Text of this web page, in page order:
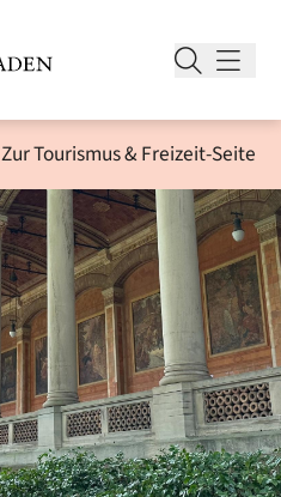
Zur Tourismus & Freizeit-Seite